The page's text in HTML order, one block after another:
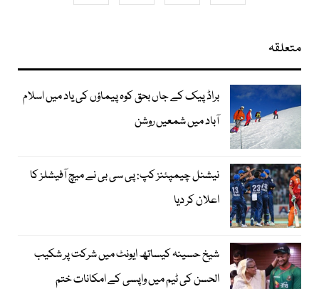
متعلقہ
براڈ پیک کے جاں بحق کوہ پیماؤں کی یاد میں اسلام
آباد میں شمعیں روشن
نیشنل چیمپئنز کپ: پی سی بی نے میچ آفیشلز کا
اعلان کر دیا
شیخ حسینہ کیساتھ ایونٹ میں شرکت پر شکیب
الحسن کی ٹیم میں واپسی کے امکانات ختم